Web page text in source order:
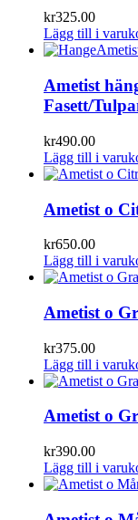
kr325.00
Lägg till i
Ametist
Fasett/
kr490.00
Lägg till i
Ametist o
kr650.00
Lägg till i
Ametist o
kr375.00
Lägg till i
Ametist o
kr390.00
Lägg till i